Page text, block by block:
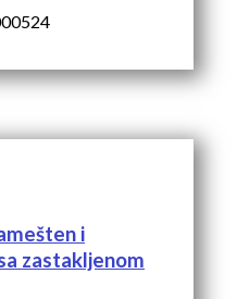
i
zastakljenom